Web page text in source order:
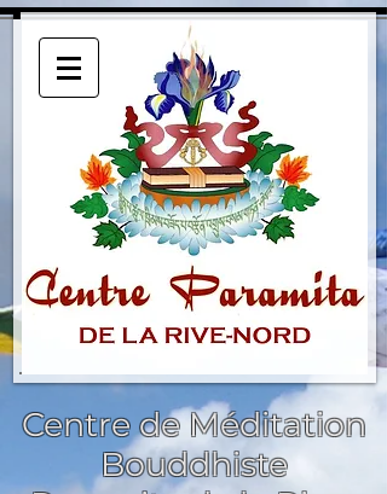
Centre de Méditation
Bouddhiste